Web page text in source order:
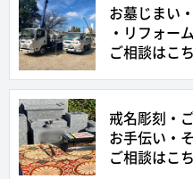
お墓じまい
・リフォー
ご相談はこ
戒名彫刻・
お手伝い・
ご相談はこ